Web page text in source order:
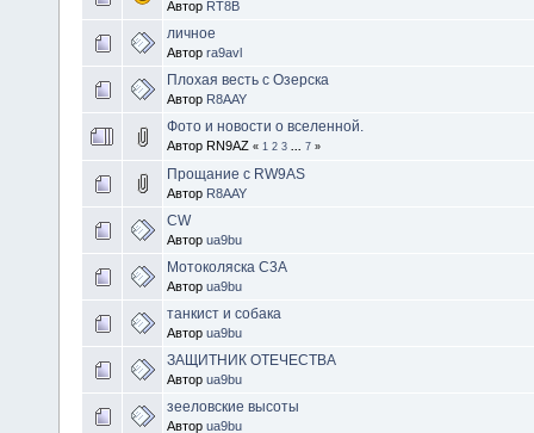
Автор RT8B
личное
Автор ra9avl
Плохая весть с Озерска
Автор R8AAY
Фото и новости о вселенной.
Автор RN9AZ « 1 2 3 7 »
Прощание с RW9AS
Автор R8AAY
CW
Автор ua9bu
Мотоколяска С3А
Автор ua9bu
танкист и собака
Автор ua9bu
ЗАЩИТНИК ОТЕЧЕСТВА
Автор ua9bu
зееловские высоты
Автор ua9bu